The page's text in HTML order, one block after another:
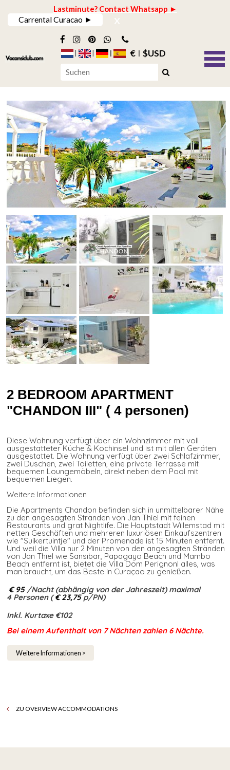
Lastminute? Contact Whatsapp ►
Carrental Curacao ► x
€ $USD
2 BEDROOM APARTMENT
"CHANDON III" ( 4 personen)
Diese Wohnung verfügt über ein Wohnzimmer mit voll
ausgestatteter Küche & Kochinsel und ist mit allen Geräten
ausgestattet. Die Wohnung verfügt über zwei Schlafzimmer,
zwei Duschen, zwei Toiletten, eine private Terrasse mit
bequemen Loungemöbeln, direkt neben dem Pool mit
bequemen Liegen.
Weitere Informationen
Die Apartments Chandon befinden sich in unmittelbarer Nähe
zu den angesagten Stränden von Jan Thiel mit feinen
Restaurants und grat Nightlife. Die Hauptstadt Willemstad mit
netten Geschäften und mehreren luxuriösen Einkaufszentren
wie "Suikertuintje" und der Promenade ist 15 Minuten entfernt.
Und weil die Villa nur 2 Minuten von den angesagten Stränden
von Jan Thiel wie Sansibar, Papagayo Beach und Mambo
Beach entfernt ist, bietet die Villa Dom Perignonl alles, was
man braucht, um das Beste in Curaçao zu genießen.
€ 95 /Nacht (abhängig von der Jahreszeit) maximal
4 Personen (€ 23,75p/PN)
Inkl. Kurtaxe €102
Bei einem Aufenthalt von 7 Nächten zahlen 6 Nächte.​
Weitere Informationen >
ZU OVERVIEW ACCOMMODATIONS